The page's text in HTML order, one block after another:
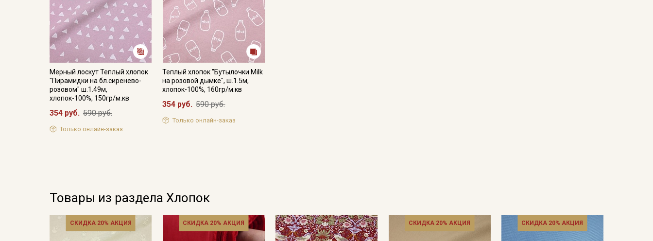
Мерный лоскут Теплый хлопок
"Пирамидки на бл.сиренево-
розовом" ш.1.49м,
хлопок-100%, 150гр/м.кв
354 руб. 590 руб.
Только онлайн-заказ
Теплый хлопок "Бутылочки Milk
на розовой дымке", ш.1.5м,
хлопок-100%, 160гр/м.кв
354 руб. 590 руб.
Только онлайн-заказ
Товары из раздела Хлопок
СКИДКА 20% АКЦИЯ СКИДКА 20% АКЦИЯ СКИДКА 20% АКЦИЯ СКИДКА 20% АКЦИЯ
Даю
Согласие на получение рекламных и
информационных рассылок